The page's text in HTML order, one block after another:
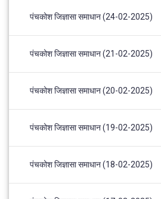
पंचकोश जिज्ञासा समाधान (24-02-2025)
पंचकोश जिज्ञासा समाधान (21-02-2025)
पंचकोश जिज्ञासा समाधान (20-02-2025)
पंचकोश जिज्ञासा समाधान (19-02-2025)
पंचकोश जिज्ञासा समाधान (18-02-2025)